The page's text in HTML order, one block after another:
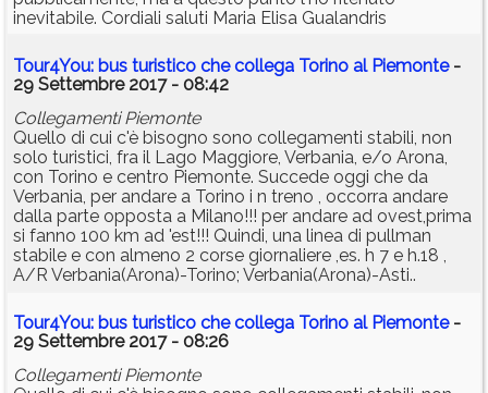
inevitabile. Cordiali saluti Maria Elisa Gualandris
Tour4You: bus turistico che collega Torino al Piemonte-
29 Settembre 2017 - 08:42
Collegamenti Piemonte
Quello di cui c'è bisogno sono collegamenti stabili, non
solo turistici, fra il Lago Maggiore, Verbania, e/o Arona,
con Torino e centro Piemonte. Succede oggi che da
Verbania, per andare a Torino i n treno , occorra andare
dalla parte opposta a Milano!!! per andare ad ovest,prima
si fanno 100 km ad 'est!!! Quindi, una linea di pullman
stabile e con almeno 2 corse giornaliere ,es. h 7 e h.18 ,
A/R Verbania(Arona)-Torino; Verbania(Arona)-Asti..
Tour4You: bus turistico che collega Torino al Piemonte-
29 Settembre 2017 - 08:26
Collegamenti Piemonte